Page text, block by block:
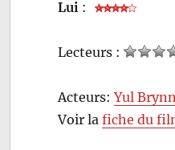
Lui :
Lecteurs :
Acteurs:Yul
Voir lafiche du